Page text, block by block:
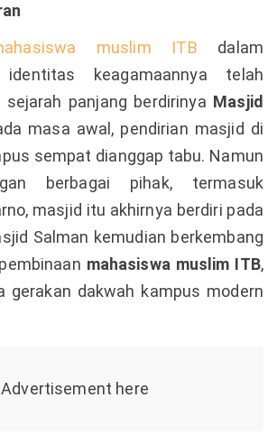
muslim ITB dalam
identitas keagamaannya telah
panjang berdirinya Masjid
masa awal, pendirian masjid di
sempat dianggap tabu. Namun
berbagai pihak, termasuk
masjid itu akhirnya berdiri pada
Salman kemudian berkembang
mahasiswa muslim ITB,
gerakan dakwah kampus modern